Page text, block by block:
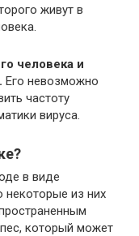
живут в
человека и
Его невозможно
частоту
вируса.
в виде
некоторые из них
который может